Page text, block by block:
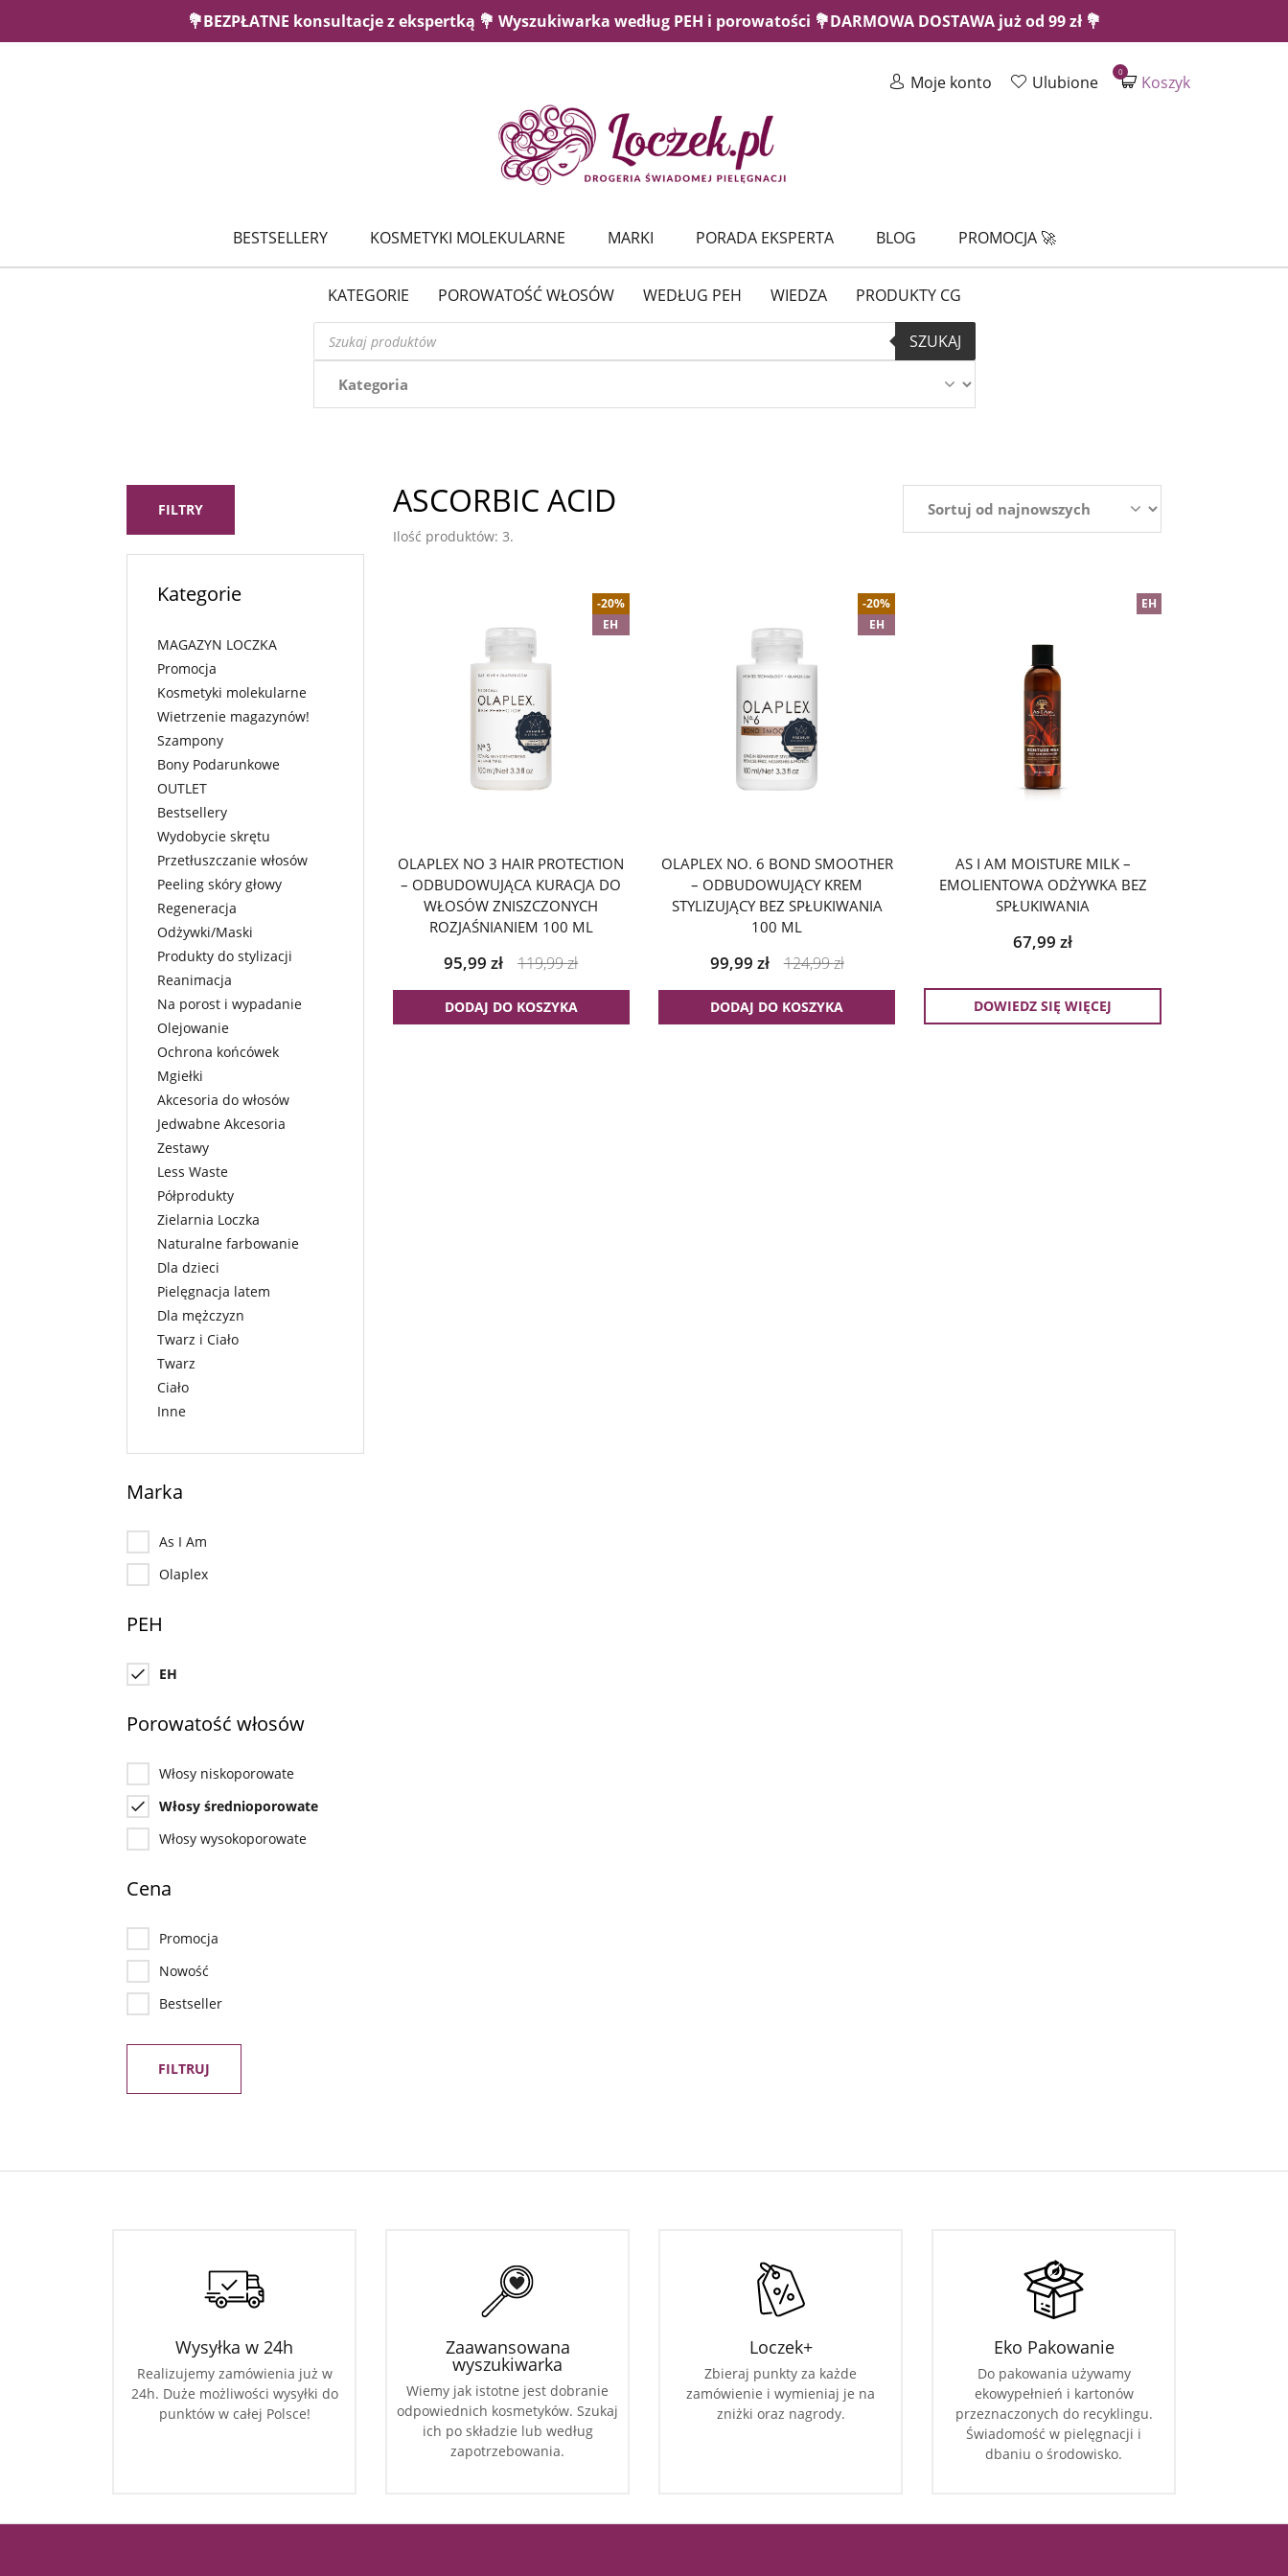
💐BEZPŁATNE konsultacje z ekspertką 💐 Wyszukiwarka według PEH i porowatości 💐DARMOWA DOSTAWA już od 99 zł 💐
Moje konto Ulubione Koszyk
0
BESTSELLERY KOSMETYKI MOLEKULARNE MARKI PORADA EKSPERTA BLOG PROMOCJA 🚀
KATEGORIE POROWATOŚĆ WŁOSÓW WEDŁUG PEH WIEDZA PRODUKTY CG
Wyszukiwarka
produktów
SZUKAJ
FILTRY
Kategorie
MAGAZYN LOCZKA
Promocja
Kosmetyki molekularne
Wietrzenie magazynów!
Szampony
Bony Podarunkowe
OUTLET
Bestsellery
Wydobycie skrętu
Przetłuszczanie włosów
Peeling skóry głowy
Regeneracja
Odżywki/Maski
Produkty do stylizacji
Reanimacja
Na porost i wypadanie
Olejowanie
Ochrona końcówek
Mgiełki
Akcesoria do włosów
Jedwabne Akcesoria
Zestawy
Less Waste
Półprodukty
Zielarnia Loczka
Naturalne farbowanie
Dla dzieci
Pielęgnacja latem
Dla mężczyzn
Twarz i Ciało
Twarz
Ciało
Inne
Marka
As I Am
Olaplex
PEH
EH
Porowatość włosów
Włosy niskoporowate
Włosy średnioporowate
Włosy wysokoporowate
Cena
Promocja
Nowość
Bestseller
FILTRUJ
ASCORBIC ACID
Ilość produktów: 3.
-20%
EH
OLAPLEX NO 3 HAIR PROTECTION
– ODBUDOWUJĄCA KURACJA DO
WŁOSÓW ZNISZCZONYCH
ROZJAŚNIANIEM 100 ML
95,99zł 119,99zł
DODAJ DO KOSZYKA
-20%
EH
OLAPLEX NO. 6 BOND SMOOTHER
– ODBUDOWUJĄCY KREM
STYLIZUJĄCY BEZ SPŁUKIWANIA
100 ML
99,99 zł 124,99zł
DODAJ DO KOSZYKA
EH
AS I AM MOISTURE MILK –
EMOLIENTOWA ODŻYWKA BEZ
SPŁUKIWANIA
67,99zł
DOWIEDZ SIĘ WIĘCEJ
Wysyłka w 24h
Realizujemy zamówienia już w
24h. Duże możliwości wysyłki do
punktów w całej Polsce!
Zaawansowana
wyszukiwarka
Wiemy jak istotne jest dobranie
odpowiednich kosmetyków. Szukaj
ich po składzie lub według
zapotrzebowania.
Loczek+
Zbieraj punkty za każde
zamówienie i wymieniaj je na
zniżki oraz nagrody.
Eko Pakowanie
Do pakowania używamy
ekowypełnień i kartonów
przeznaczonych do recyklingu.
Świadomość w pielęgnacji i
dbaniu o środowisko.